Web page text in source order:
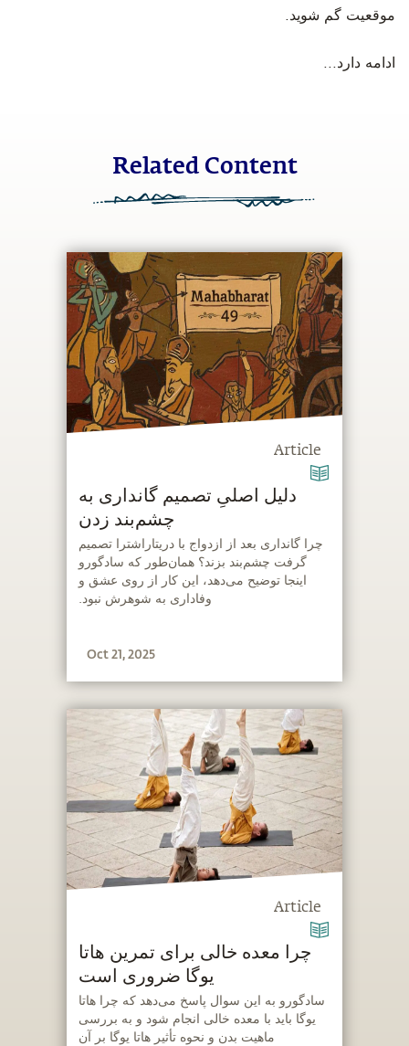
موقعیت گم شوید.
‫ادامه دارد...
Related Content
Article
دلیل اصلیِ تصمیم گانداری به
چشم‌بند زدن
‫چرا گانداری بعد از ازدواج با دریتاراشترا تصمیم
گرفت چشم‌بند بزند؟ همان‌طور که سادگورو
اینجا توضیح می‌دهد، این کار از روی عشق و
وفاداری به شوهرش نبود.
Oct 21, 2025
Article
چرا معده خالی برای تمرین هاتا
یوگا ضروری است
‫سادگورو به این سوال پاسخ می‌دهد که چرا هاتا
یوگا باید با معده خالی انجام شود و به بررسی
ماهیت بدن و نحوه تأثیر هاتا یوگا بر آن